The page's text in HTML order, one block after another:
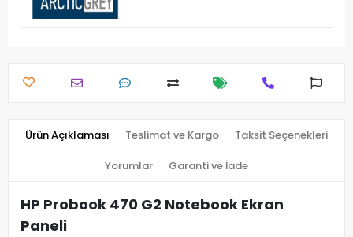
Ürün Açıklaması Teslimat ve Kargo Taksit Seçenekleri
Yorumlar Garanti ve İade
HP Probook 470 G2 Notebook Ekran
Paneli